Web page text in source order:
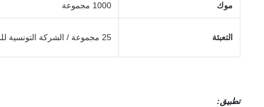
موك 1000 مجموعة
التعبئة 25 مجموعة / الشركة التونسية للملاحة
تطبيق: